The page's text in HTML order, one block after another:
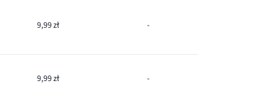
9,99 zł -
9,99 zł -